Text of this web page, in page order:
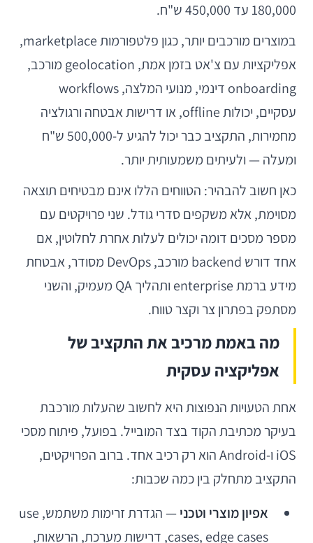
180,000 עד 450,000 ש"ח.
במוצרים מורכבים יותר, כגון פלטפורמות marketplace,
אפליקציות עם צ'אט בזמן אמת, geolocation מורכב,
onboarding דינמי, מנועי המלצה, workflows
עסקיים, יכולות offline, או דרישות אבטחה ורגולציה
מחמירות, התקציב כבר יכול להגיע ל-500,000 ש"ח
ומעלה — ולעיתים משמעותית יותר.
כאן חשוב להבהיר: הטווחים הללו אינם מבטיחים תוצאה
מסוימת, אלא משקפים סדרי גודל. שני פרויקטים עם
מספר מסכים דומה יכולים לעלות אחרת לחלוטין, אם
אחד דורש backend מורכב, DevOps מסודר, אבטחת
מידע ברמת enterprise ותהליך QA מעמיק, והשני
מסתפק בפתרון צר וקצר טווח.
מה באמת מרכיב את התקציב של
אפליקציה עסקית
אחת הטעויות הנפוצות היא לחשוב שהעלות מורכבת
בעיקר מכתיבת הקוד בצד המובייל. בפועל, פיתוח מסכי
iOS ו-Android הוא רק רכיב אחד. ברוב הפרויקטים,
התקציב מתחלק בין כמה שכבות:
אפיון מוצרי וטכני
— הגדרת זרימות משתמש, use
cases, edge cases, דרישות מערכת, הרשאות,